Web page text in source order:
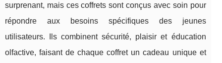
surprenant, mais ces coffrets sont conçus avec soin pour
répondre aux besoins spécifiques des jeunes
utilisateurs. Ils combinent sécurité, plaisir et éducation
olfactive, faisant de chaque coffret un cadeau unique et